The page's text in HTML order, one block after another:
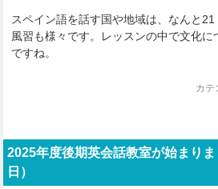
スペイン語を話す国や地域は、なんと
風習も様々です。レッスンの中で文化
ですね。
カテ
2025年度後期英会話教室が始まり
日）